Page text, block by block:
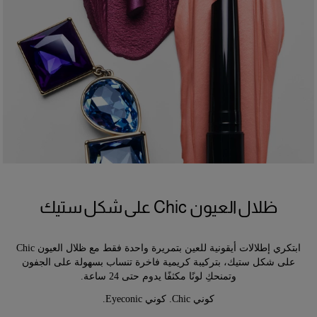
مناسبة للعيون الحساسة ولمستخدمي العدسات اللاصقة.
ظلال العيون Chic على شكل ستيك
ابتكري إطلالات أيقونية للعين بتمريرة واحدة فقط مع ظلال العيون Chic
على شكل ستيك، بتركيبة كريمية فاخرة تنساب بسهولة على الجفون
وتمنحكِ لونًا مكثفًا يدوم حتى 24 ساعة.
كوني Chic. كوني Eyeconic.